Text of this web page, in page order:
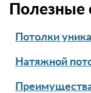
Полезные
Потолки
Натяжной